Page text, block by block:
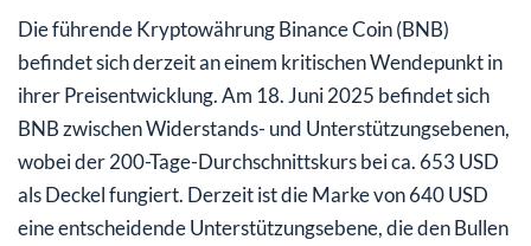
Die führende Kryptowährung Binance Coin (BNB)
befindet sich derzeit an einem kritischen Wendepunkt in
ihrer Preisentwicklung. Am 18. Juni 2025 befindet sich
BNB zwischen Widerstands- und Unterstützungsebenen,
wobei der 200-Tage-Durchschnittskurs bei ca. 653 USD
als Deckel fungiert. Derzeit ist die Marke von 640 USD
eine entscheidende Unterstützungsebene, die den Bullen